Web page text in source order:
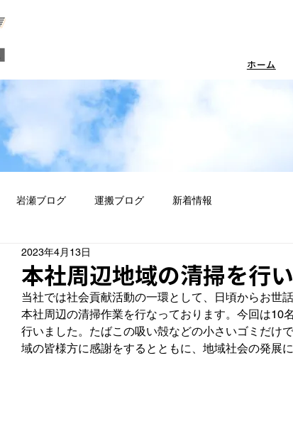
ホーム
岩瀬ブログ 運搬ブログ 新着情報
本社周辺地域の清掃を行い
2023年4月13日
当社では社会貢献活動の一環として、日頃からお世
本社周辺の清掃作業を行なっております。 今回は10
行いました。 たばこの吸い殻などの小さいゴミだけ
域の皆様方に感謝をするとともに、地域社会の発展